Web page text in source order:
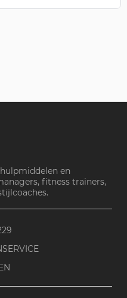
en
fitness trainers,